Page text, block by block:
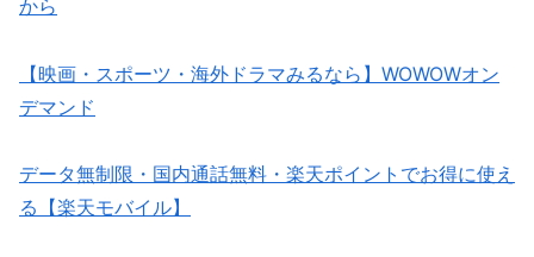
から
【映画・スポーツ・海外ドラマみるなら】WOWOWオン
デマンド
データ無制限・国内通話無料・楽天ポイントでお得に使え
る【楽天モバイル】